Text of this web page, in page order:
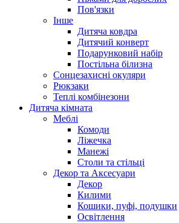
Пов'язки
Інше
Дитяча ковдра
Дитячий конверт
Подарунковий набір
Постільна білизна
Сонцезахисні окуляри
Рюкзаки
Теплі комбінезони
Дитяча кімната
Меблі
Комоди
Ліжечка
Манежі
Столи та стільці
Декор та Аксесуари
Декор
Килими
Кошики, пуфі, подушки
Освітлення